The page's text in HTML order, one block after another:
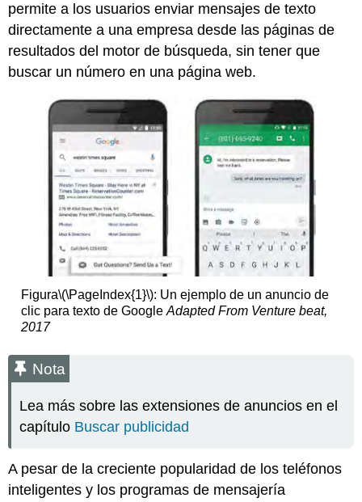
permite a los usuarios enviar mensajes de texto
directamente a una empresa desde las páginas de
resultados del motor de búsqueda, sin tener que
buscar un número en una página web.
Figura\(\PageIndex{1}\): Un ejemplo de un anuncio de
clic para texto de Google Adapted From Venture beat,
2017
Nota
Lea más sobre las extensiones de anuncios en el
capítulo Buscar publicidad
A pesar de la creciente popularidad de los teléfonos
inteligentes y los programas de mensajería